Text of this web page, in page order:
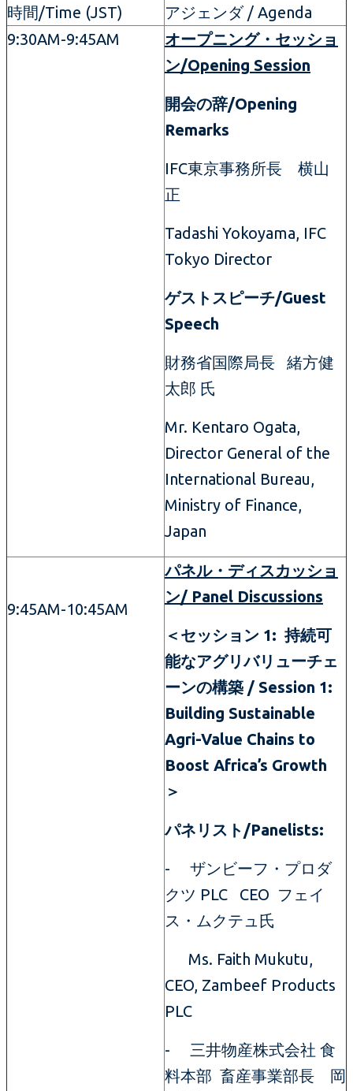
時間/Time (JST)
アジェンダ / Agenda
9:30AM-9:45AM
オープニング・セッショ
ン/Opening Session
開会の辞/Opening
Remarks
IFC東京事務所長 横山
正
Tadashi Yokoyama, IFC
Tokyo Director
ゲストスピーチ/Guest
Speech
財務省国際局長 緒方健
太郎 氏
Mr. Kentaro Ogata,
Director General of the
International Bureau,
Ministry of Finance,
Japan
9:45AM-10:45AM
パネル・ディスカッショ
ン/ Panel Discussions
＜セッション 1: 持続可
能なアグリバリューチェ
ーンの構築 / Session 1:
Building Sustainable
Agri-Value Chains to
Boost Africa’s Growth
＞
パネリスト/Panelists:
- ザンビーフ・プロダ
クツ PLC CEO フェイ
ス・ムクテュ氏
Ms. Faith Mukutu,
CEO, Zambeef Products
PLC
- 三井物産株式会社 食
料本部 畜産事業部長 岡